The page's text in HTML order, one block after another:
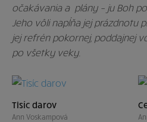
očakávania a plány – ju Boh
Jeho vôli napĺňa jej prázdnotu
jej refrén pokornej, poddajnej
po všetky veky.
Tisíc darov
Ann Voskampová